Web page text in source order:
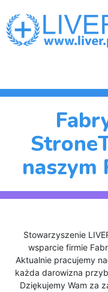
naszym
Stowarzyszenie
wsparcie firmie
Aktualnie pracujemy
każda darowizna
Dziękujemy Wam za